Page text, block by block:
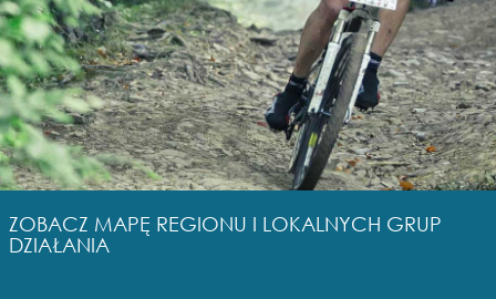
ZOBACZ MAPĘ REGIONU I LOKALNYCH GRUP
DZIAŁANIA